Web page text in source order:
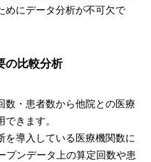
めにデータ分析が不可欠で
の比較分析
数・患者数から他院との医療
きます。
を導入している医療機関数に
プンデータ上の算定回数や患